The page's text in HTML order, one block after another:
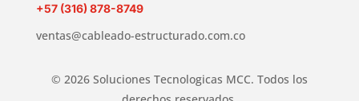
+57 (316) 878-8749
ventas@cableado-estructurado.com.co
© 2026 Soluciones Tecnologicas MCC. Todos los